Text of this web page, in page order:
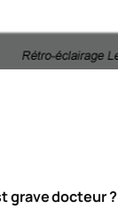
grave docteur ?